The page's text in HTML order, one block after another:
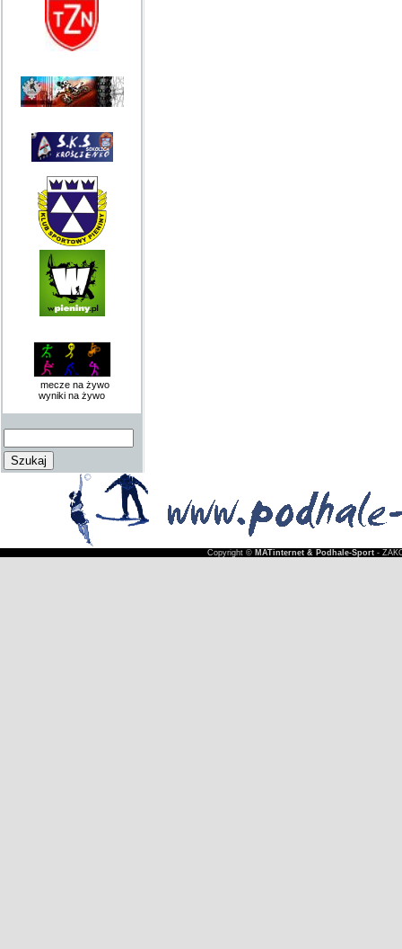
mecze na żywo
wyniki na żywo
Copyright © MATinternet & Podhale-Sport-